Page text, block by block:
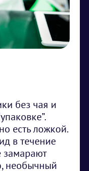
без чая и
есть ложкой.
в течение
замарают
необычный